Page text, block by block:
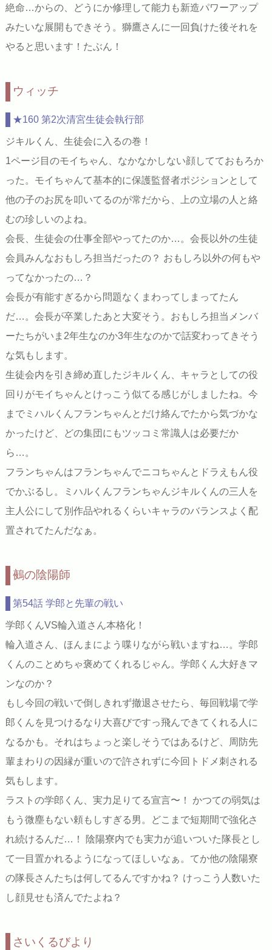
絶命…からの、どうにか修理して能力も新造パワーアップ
みたいな展開もできそう。獅鷹さんに一回負けた後それを
やると思います！たぶん！
ウィッチ
★160 第2次清宮生徒会執行部
ジキルくん、生徒会に入るの巻！
1ページ目のモイちゃん、なかなかしない顔してておもろか
った。モイちゃんて基本的に保護監督者ポジションとして
他の子のお尻を叩いてるのが常だから、上の立場の人と絡
むの珍しいのよね。
会長、生徒会の仕事全部やってたのか…。会長以外の生徒
会員みんなおもしろ担当だったの？ おもしろ以外の何もや
ってなかったの…？
会長が有能すぎるから問題なくまわってしまってたん
だ…。会長が卒業したあと大変そう。おもしろ担当メンバ
ーたちがいま2年生なのか3年生なのかで話変わってきそう
な気もします。
生徒会内を引き締め直したジキルくん、キャラとしての役
回りがモイちゃんとけっこう似てる感じがしましたね。今
までミハルくんフランちゃんとだけ絡んでたから気づかな
かったけど、どの集団にもツッコミ常識人は必要だか
ら…。
フランちゃんはフランちゃんでニコちゃんとドラえもん役
でかぶるし。ミハルくんフランちゃんジキルくんの三人を
主人公にして別作品やれるくらいキャラのバランスよく配
置されてたんだなぁ。
鵺の陰陽師
第54話 学郎と先輩の戦い
学郎くんVS輪入道さん本格化！
輪入道さん、ほんまによう喋りながら戦いますね…。学郎
くんのことめちゃ褒めてくれるじゃん。学郎くん大好きマ
ンなのか？
もし今回の戦いで倒しきれず撤退させたら、毎回戦場で学
郎くんを見つけるなり大喜びですっ飛んできてくれる人に
なるかも。それはちょっと楽しそうではあるけど、周防先
輩まわりの因縁が重いので許されずに今回トドメ刺される
気もします。
ラストの学郎くん、実力足りてる宣言〜！ かつての弱気は
もう微塵もない頼もしすぎる男。どこまで短期間で強化さ
れ続けるんだ…！ 陰陽寮内でも実力が追いついた隊長とし
て一目置かれるようになってほしいなぁ。てか他の陰陽寮
の隊長さんたちは何してるんですかね？ けっこう人数いた
し顔見せも済んでたよね？
さいくるびより